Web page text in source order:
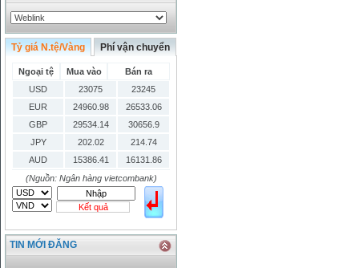
Tỷ giá N.tệ/Vàng Phí vận chuyển
Ngoại tệ Mua vào
Bán ra
USD
23075
23245
EUR
24960.98
26533.06
GBP
29534.14
30656.9
JPY
202.02
214.74
AUD
15386.41
16131.86
HKD
2906.04
3028.6
SGD
16755.29
17427.08
THB
666.2
786.99
CAD
17223.74
18058.21
CHF
23161.62
24283.77
(Nguồn: Ngân hàng vietcombank)
Kết quả
TIN MỚI ĐĂNG